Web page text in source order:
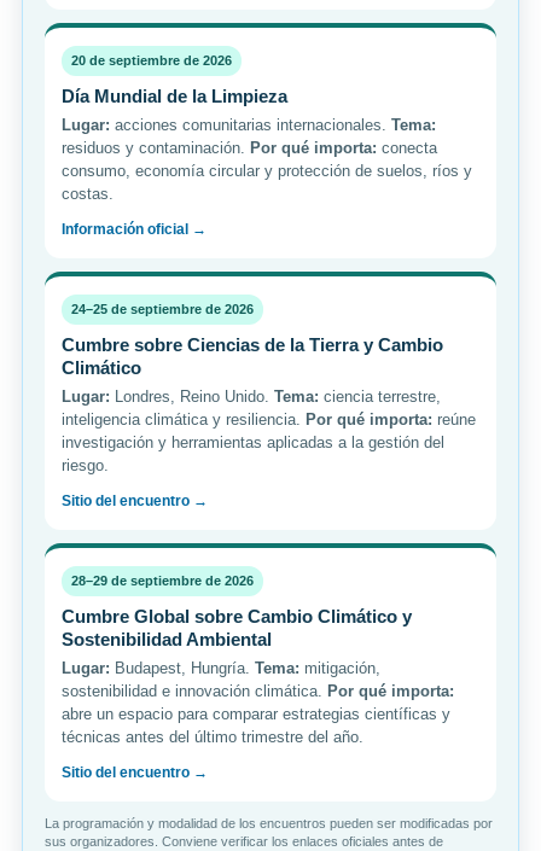
20 de septiembre de 2026
Día Mundial de la Limpieza
Lugar: acciones comunitarias internacionales. Tema:
residuos y contaminación. Por qué importa: conecta
consumo, economía circular y protección de suelos, ríos y
costas.
Información oficial →
24–25 de septiembre de 2026
Cumbre sobre Ciencias de la Tierra y Cambio
Climático
Lugar: Londres, Reino Unido. Tema: ciencia terrestre,
inteligencia climática y resiliencia. Por qué importa: reúne
investigación y herramientas aplicadas a la gestión del
riesgo.
Sitio del encuentro →
28–29 de septiembre de 2026
Cumbre Global sobre Cambio Climático y
Sostenibilidad Ambiental
Lugar: Budapest, Hungría. Tema: mitigación,
sostenibilidad e innovación climática. Por qué importa:
abre un espacio para comparar estrategias científicas y
técnicas antes del último trimestre del año.
Sitio del encuentro →
La programación y modalidad de los encuentros pueden ser modificadas por
sus organizadores. Conviene verificar los enlaces oficiales antes de